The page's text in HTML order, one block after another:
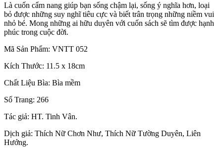
Là cuốn cẩm nang giúp bạn sống chậm lại, sống ý nghĩa hơn, loại
bỏ được những suy nghĩ tiêu cực và biết trân trọng những niềm vui
nhỏ bé. Mong những ai hữu duyên với cuốn sách sẽ tìm được hạnh
phúc trong cuộc đời.
Mã Sản Phẩm: VNTT 052
Kích Thước: 11.5 x 18cm
Chất Liệu Bìa: Bìa mềm
Số Trang: 266
Tác giả: HT. Tinh Vân.
Dịch giả: Thích Nữ Chơn Như, Thích Nữ Tường Duyên, Liên
Hướng.